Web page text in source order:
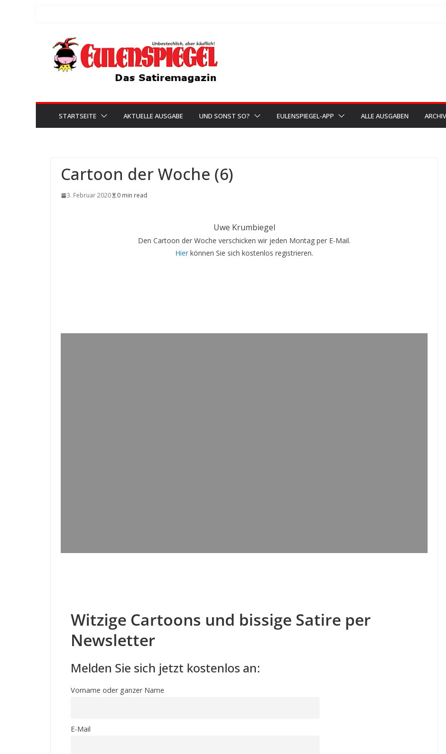
springen
STARTSEITE AKTUELLE AUSGABE UND SONST SO? EULENSPIEGEL-APP ALLE AUSGABEN ARCHIV
Cartoon der Woche (6)
3. Februar 2020 0 min read
Uwe Krumbiegel
Den Cartoon der Woche verschicken wir jeden Montag per E-Mail.
Hier können Sie sich kostenlos registrieren.
Witzige Cartoons und bissige Satire per
Newsletter
Melden Sie sich jetzt kostenlos an:
Vorname oder ganzer Name
E-Mail